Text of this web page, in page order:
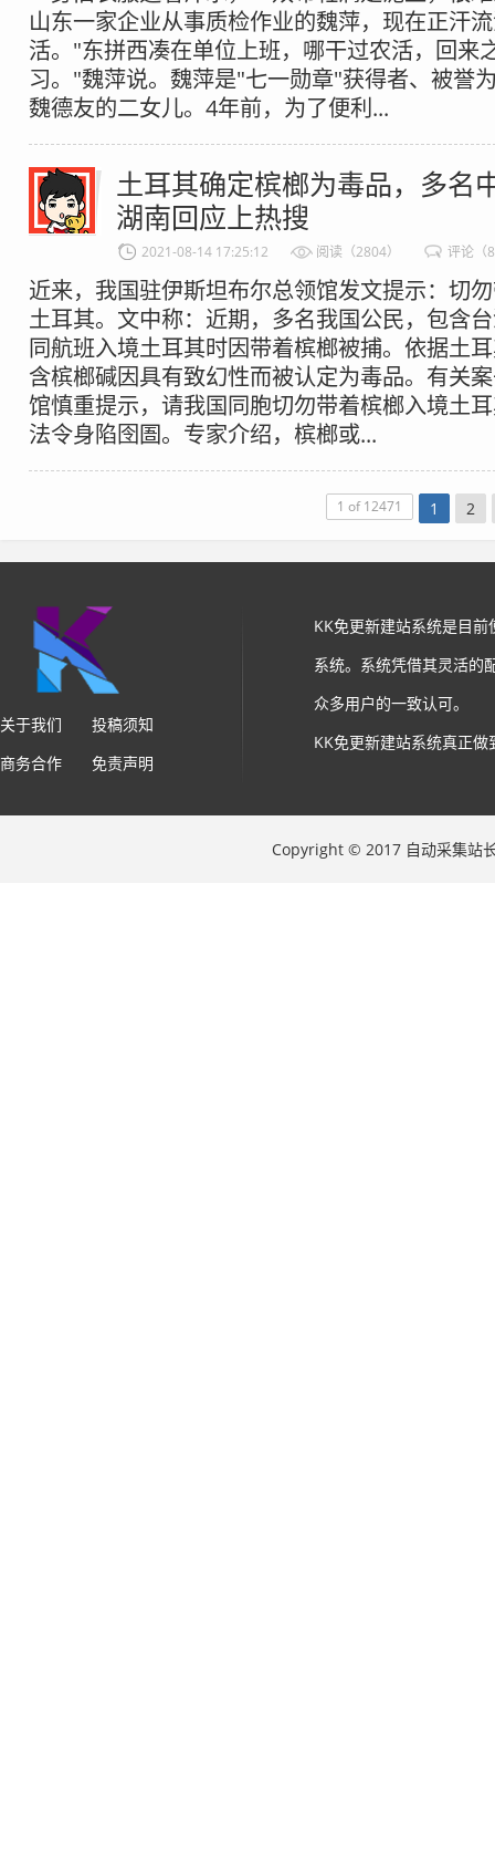
山东一家企业从事质检作业的魏萍，现在正汗
活。"东拼西凑在单位上班，哪干过农活，回来
习。"魏萍说。魏萍是"七一勋章"获得者、被誉
魏德友的二女儿。4年前，为了便利...
土耳其确定槟榔为毒品，多名
湖南回应上热搜
2021-08-14 17:25:12 阅读（2804） 评论（
近来，我国驻伊斯坦布尔总领馆发文提示：切
土耳其。文中称：近期，多名我国公民，包含
同航班入境土耳其时因带着槟榔被捕。依据土
含槟榔碱因具有致幻性而被认定为毒品。有关
馆慎重提示，请我国同胞切勿带着槟榔入境土
法令身陷囹圄。专家介绍，槟榔或...
1 of 12471 1 2
关于我们
投稿须知
商务合作
免责声明
KK免更新建站系统是目
系统。系统凭借其灵活的
众多用户的一致认可。
KK免更新建站系统真正
Copyright © 2017 自动采集站